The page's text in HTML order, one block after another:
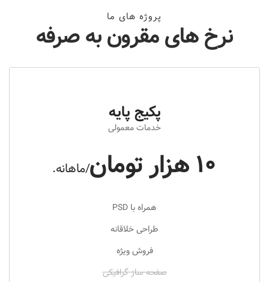
پروژه های ما
نرخ های مقرون به صرفه
پکیج پایه
خدمات معمولی
10 هزار تومان /ماهانه.
همراه با PSD
طراحی خلاقانه
فروش ویژه
صفحه ساز گرافیکی